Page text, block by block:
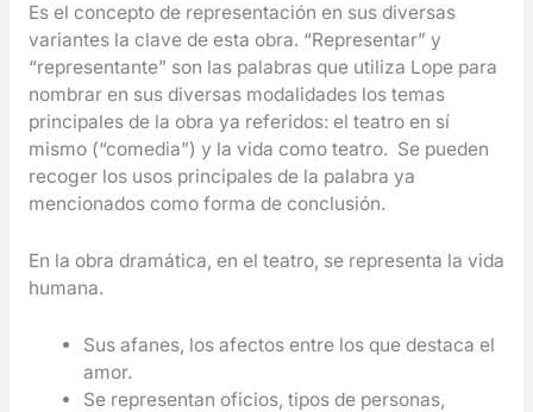
Es el concepto de representación en sus diversas
variantes la clave de esta obra. “Representar” y
“representante” son las palabras que utiliza Lope para
nombrar en sus diversas modalidades los temas
principales de la obra ya referidos: el teatro en sí
mismo (“comedia”) y la vida como teatro. Se pueden
recoger los usos principales de la palabra ya
mencionados como forma de conclusión.
En la obra dramática, en el teatro, se representa la vida
humana.
Sus afanes, los afectos entre los que destaca el
amor.
Se representan oficios, tipos de personas,